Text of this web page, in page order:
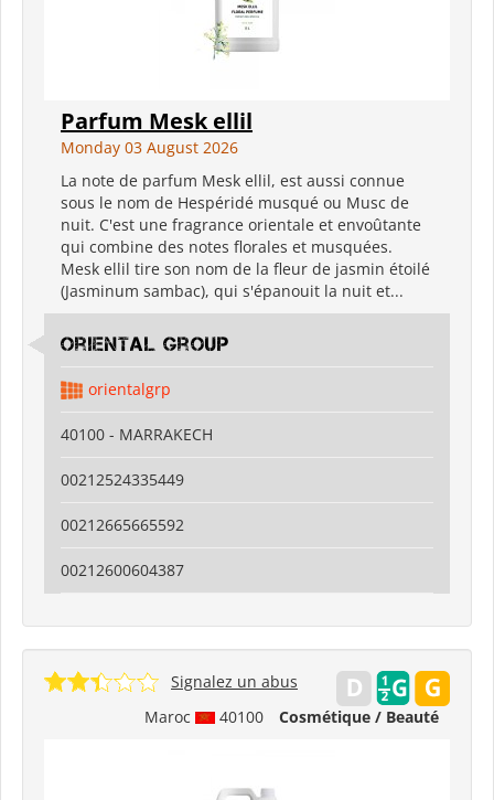
Parfum Mesk ellil
Monday 03 August 2026
La note de parfum Mesk ellil, est aussi connue
sous le nom de Hespéridé musqué ou Musc de
nuit. C'est une fragrance orientale et envoûtante
qui combine des notes florales et musquées.
Mesk ellil tire son nom de la fleur de jasmin étoilé
(Jasminum sambac), qui s'épanouit la nuit et...
Oriental Group
orientalgrp
40100 - MARRAKECH
00212524335449
00212665665592
00212600604387
Maroc 40100 Cosmétique / Beauté
Signalez un abus